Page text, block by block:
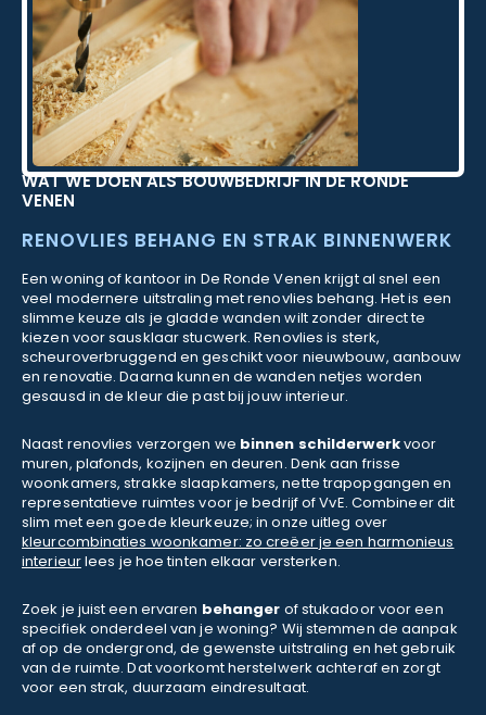
WAT WE DOEN ALS BOUWBEDRIJF IN DE RONDE
VENEN
RENOVLIES BEHANG EN STRAK BINNENWERK
Een woning of kantoor in De Ronde Venen krijgt al snel een
veel modernere uitstraling met renovlies behang. Het is een
slimme keuze als je gladde wanden wilt zonder direct te
kiezen voor sausklaar stucwerk. Renovlies is sterk,
scheuroverbruggend en geschikt voor nieuwbouw, aanbouw
en renovatie. Daarna kunnen de wanden netjes worden
gesausd in de kleur die past bij jouw interieur.
Naast renovlies verzorgen we binnen schilderwerkvoor
muren, plafonds, kozijnen en deuren. Denk aan frisse
woonkamers, strakke slaapkamers, nette trapopgangen en
representatieve ruimtes voor je bedrijf of VvE. Combineer dit
slim met een goede kleurkeuze; in onze uitleg over
kleurcombinaties woonkamer: zo creëer je een harmonieus
interieurlees je hoe tinten elkaar versterken.
Zoek je juist een ervaren behanger of stukadoor voor een
specifiek onderdeel van je woning? Wij stemmen de aanpak
af op de ondergrond, de gewenste uitstraling en het gebruik
van de ruimte. Dat voorkomt herstelwerk achteraf en zorgt
voor een strak, duurzaam eindresultaat.